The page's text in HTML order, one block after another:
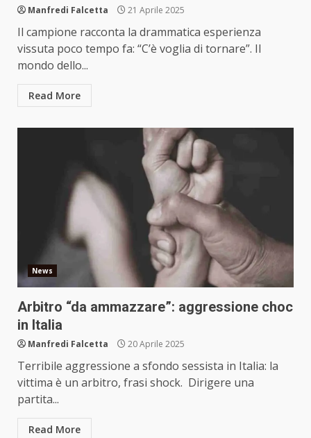
Manfredi Falcetta 21 Aprile 2025
Il campione racconta la drammatica esperienza
vissuta poco tempo fa: “C’è voglia di tornare”. Il
mondo dello...
Read More
News
Arbitro “da ammazzare”: aggressione choc
in Italia
Manfredi Falcetta 20 Aprile 2025
Terribile aggressione a sfondo sessista in Italia: la
vittima è un arbitro, frasi shock. Dirigere una
partita...
Read More